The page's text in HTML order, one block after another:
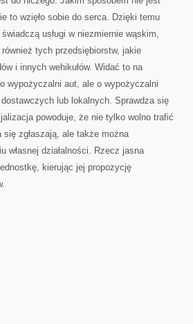
to wzięło sobie do serca. Dzięki temu
usługi w niezmiernie wąskim,
tych przedsiębiorstw, jakie
i innych wehikułów. Widać to na
wypożyczalni aut, ale o wypożyczalni
lub lokalnych. Sprawdza się
powoduje, że nie tylko wolno trafić
zgłaszają, ale także można
własnej działalności. Rzecz jasna
kierując jej propozycję